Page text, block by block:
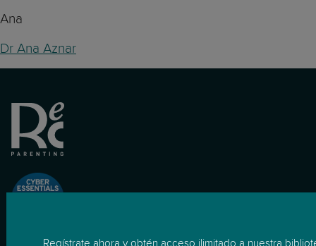
Ana
Dr Ana Aznar
Regístrate ahora y obtén acceso ilimitado a nuestra